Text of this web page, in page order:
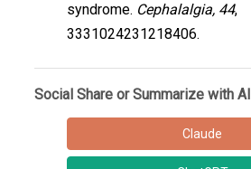
syndrome. Cephalalgia, 44,
3331024231218406.
Social Share or Summarize with AI
Claude